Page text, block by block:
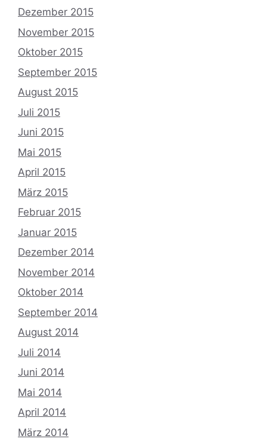
Dezember 2015
November 2015
Oktober 2015
September 2015
August 2015
Juli 2015
Juni 2015
Mai 2015
April 2015
März 2015
Februar 2015
Januar 2015
Dezember 2014
November 2014
Oktober 2014
September 2014
August 2014
Juli 2014
Juni 2014
Mai 2014
April 2014
März 2014